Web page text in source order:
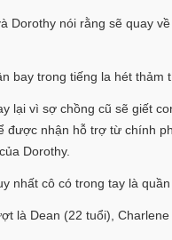
nói rằng sẽ quay
bay trong tiếng la hét
lại vì sợ chồng cũ sẽ giết
được nhận hỗ trợ từ chính
Dorothy.
nhất cô có trong tay là
là Dean (22 tuổi),